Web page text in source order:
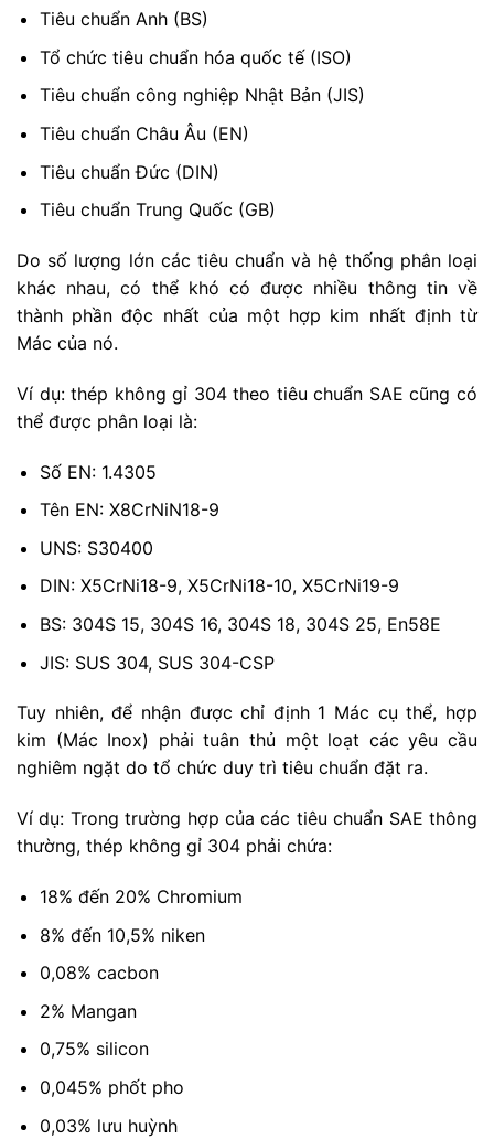
Tiêu chuẩn Anh (BS)
Tổ chức tiêu chuẩn hóa quốc tế (ISO)
Tiêu chuẩn công nghiệp Nhật Bản (JIS)
Tiêu chuẩn Châu Âu (EN)
Tiêu chuẩn Đức (DIN)
Tiêu chuẩn Trung Quốc (GB)
Do số lượng lớn các tiêu chuẩn và hệ thống phân loại
khác nhau, có thể khó có được nhiều thông tin về
thành phần độc nhất của một hợp kim nhất định từ
Mác của nó.
Ví dụ: thép không gỉ 304 theo tiêu chuẩn SAE cũng có
thể được phân loại là:
Số EN: 1.4305
Tên EN: X8CrNiN18-9
UNS: S30400
DIN: X5CrNi18-9, X5CrNi18-10, X5CrNi19-9
BS: 304S 15, 304S 16, 304S 18, 304S 25, En58E
JIS: SUS 304, SUS 304-CSP
Tuy nhiên, để nhận được chỉ định 1 Mác cụ thể, hợp
kim (Mác Inox) phải tuân thủ một loạt các yêu cầu
nghiêm ngặt do tổ chức duy trì tiêu chuẩn đặt ra.
Ví dụ: Trong trường hợp của các tiêu chuẩn SAE thông
thường, thép không gỉ 304 phải chứa:
18% đến 20% Chromium
8% đến 10,5% niken
0,08% cacbon
2% Mangan
0,75% silicon
0,045% phốt pho
0,03% lưu huỳnh